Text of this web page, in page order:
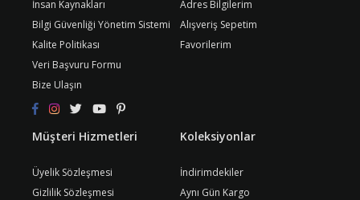
İnsan Kaynakları
Bilgi Güvenliği Yönetim Sistemi
Kalite Politikası
Veri Başvuru Formu
Bize Ulaşın
Adres Bilgilerim
Alışveriş Sepetim
Favorilerim
Müşteri Hizmetleri
Üyelik Sözleşmesi
Gizlilik Sözleşmesi
Koleksiyonlar
İndirimdekiler
Aynı Gün Kargo